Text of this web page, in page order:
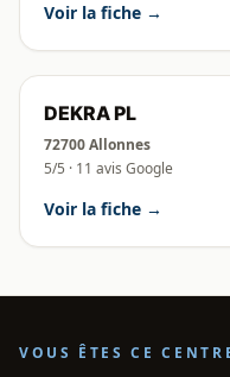
Voir la fiche →
DEKRA PL
72700 Allonnes
5/5 · 11 avis Google
Voir la fiche →
VOUS ÊTES CE